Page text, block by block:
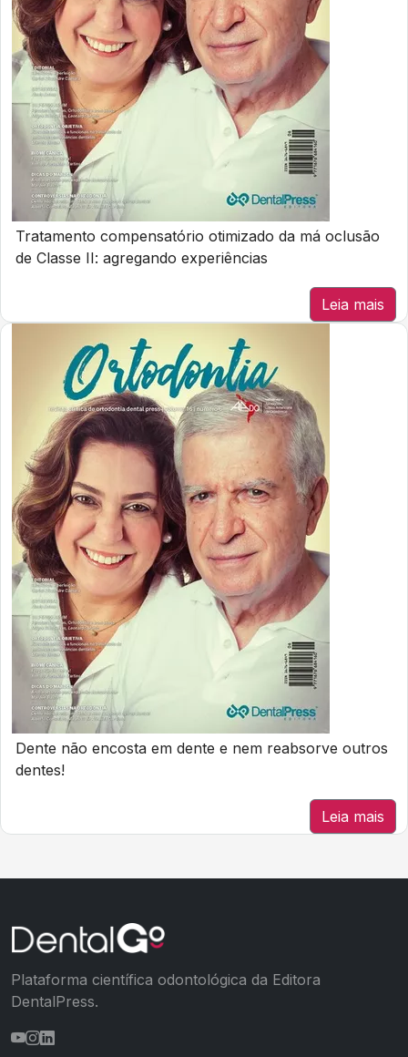
Tratamento compensatório otimizado da má oclusão
de Classe II: agregando experiências
Leia mais
Dente não encosta em dente e nem reabsorve outros
dentes!
Leia mais
Plataforma científica odontológica da Editora
DentalPress.